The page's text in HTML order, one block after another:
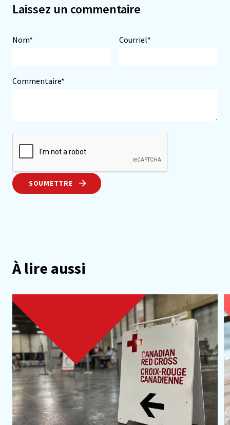
Laissez un commentaire
Nom* Courriel*
Commentaire*
SOUMETTRE
À lire aussi